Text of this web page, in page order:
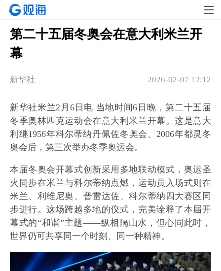
第二十五届冬奥会在意大利米兰开
幕
2026-02-07 12:12
新华社
新华社米兰2月6日电 当地时间6日晚，第二十五届
冬季奥林匹克运动会在意大利米兰开幕。这是意大
利继1956年科尔蒂纳丹佩佐冬奥会、2006年都灵冬
奥会后，第三次举办冬季奥运会。
本届冬奥会开幕式创新采用多地联动模式，奥运圣
火同步在米兰与科尔蒂纳点燃，运动员入场式则在
米兰、利维尼奥、普雷达佐、科尔蒂纳四大赛区同
步进行。这场跨越多地的仪式，完美诠释了本届开
幕式的“和谐”主题——纵相隔山水，但心同此时，
世界仍可共享同一个时刻、同一种精神。